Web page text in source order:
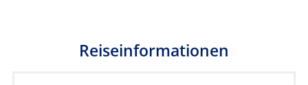
Reiseinformationen